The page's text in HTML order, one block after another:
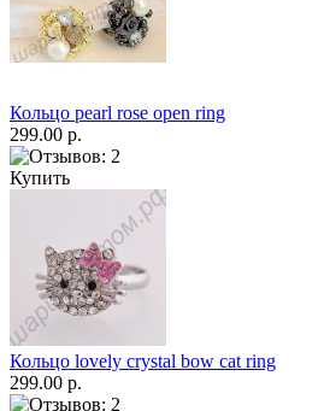
Кольцо pearl rose open ring
299.00 р.
Купить
Кольцо lovely crystal bow cat ring
299.00 р.